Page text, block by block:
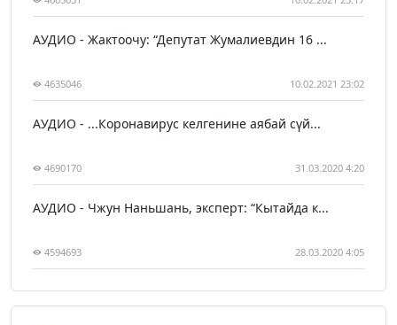
АУДИО - Жактоочу: “Депутат Жумалиевдин 16 ...
4635046 10.02.2021 23:02
АУДИО - ...Коронавирус келгенине аябай сүй...
4690170 31.03.2020 4:20
АУДИО - Чжун Наньшань, эксперт: “Кытайда к...
4594693 28.03.2020 4:05